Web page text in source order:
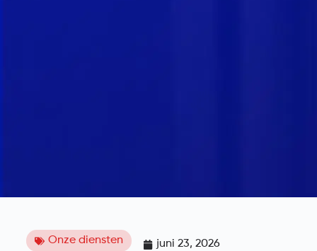
Onze diensten juni 23, 2026